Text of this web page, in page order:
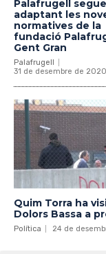
Palafrugell
adaptant les
normatives de la
fundació
Gent Gran
Palafrugell
31 de desembre de 2020
Quim Torra ha
Dolors Bassa a
Política 24 de